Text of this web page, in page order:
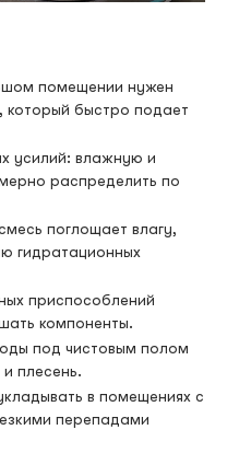
помещении нужен
который быстро подает
усилий: влажную и
распределить по
поглощает влагу,
гидратационных
приспособлений
компоненты.
под чистовым полом
плесень.
в помещениях с
перепадами